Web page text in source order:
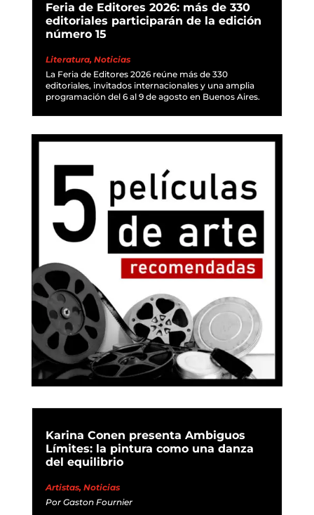
Feria de Editores 2026: más de 330
editoriales participarán de la edición
número 15
Literatura, Noticias
La Feria de Editores 2026 reúne más de 330
editoriales, invitados internacionales y una amplia
programación del 6 al 9 de agosto en Buenos Aires.
Karina Conen presenta Ambiguos
Límites: la pintura como una danza
del equilibrio
Artistas, Noticias
Por Gaston Fournier